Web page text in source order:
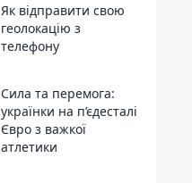
Як відправити свою
геолокацію з
телефону
Сила та перемога:
українки на п’єдесталі
Євро з важкої
атлетики